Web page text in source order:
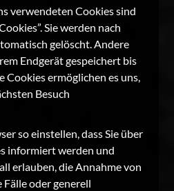
verwendeten Cookies sind
Sie werden nach
gelöscht. Andere
Endgerät gespeichert bis
Cookies ermöglichen es uns,
Besuch
so einstellen, dass Sie über
informiert werden und
erlauben, die Annahme von
oder generell